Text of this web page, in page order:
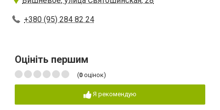
+380 (95) 284 82 24
Оцініть першим
(0 оцінок)
Я рекомендую